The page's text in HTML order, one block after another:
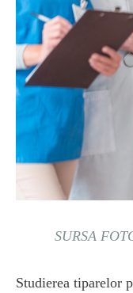
SURSA
Studierea tiparelor